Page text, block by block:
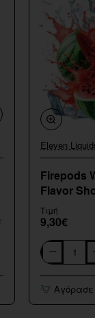
Eleven
Firepods
Flavor
Τιμή
9,30€
Firepods
Watermelon
Melon
Ice